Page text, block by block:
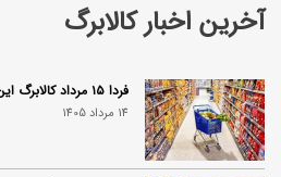
آخرین اخبار کالابرگ
فردا ۱۵ مرداد کالابرگ این افراد واریز می‌شود
14 مرداد 1405